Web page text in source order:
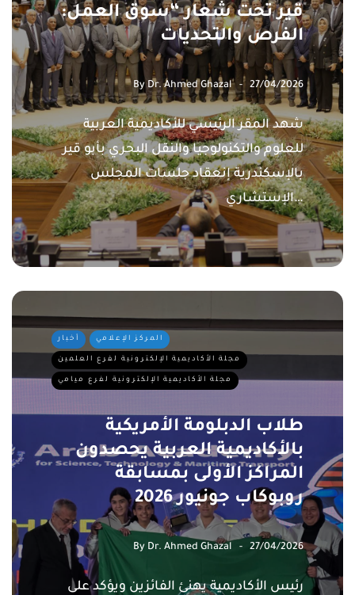
قير تحت شعار “سوق العمل:
الفرص والتحديات
By Dr. Ahmed Ghazal 27/04/2026
شهد المقر الرئيسي للأكاديمية العربية
للعلوم والتكنولوجيا والنقل البحري بأبو قير
بالإسكندرية إنعقاد جلسات المجلس
الإستشاري…
أخبار المركز الإعلامي
مجلة الأكاديمية الإلكترونية لفرع العلمين
مجلة الأكاديمية الإلكترونية لفرع ميامي
طلاب الدبلومة الأمريكية
بالأكاديمية العربية يحصدون
المراكز الأولى بمسابقة
روبوكاب جونيور 2026
By Dr. Ahmed Ghazal 27/04/2026
رئيس الأكاديمية يهنئ الفائزين ويؤكد على